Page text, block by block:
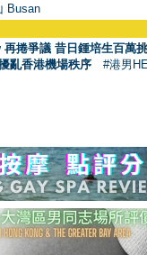
Busan
捲爭議 昔日鍾培生百萬
亂香港機場秩序 #港男